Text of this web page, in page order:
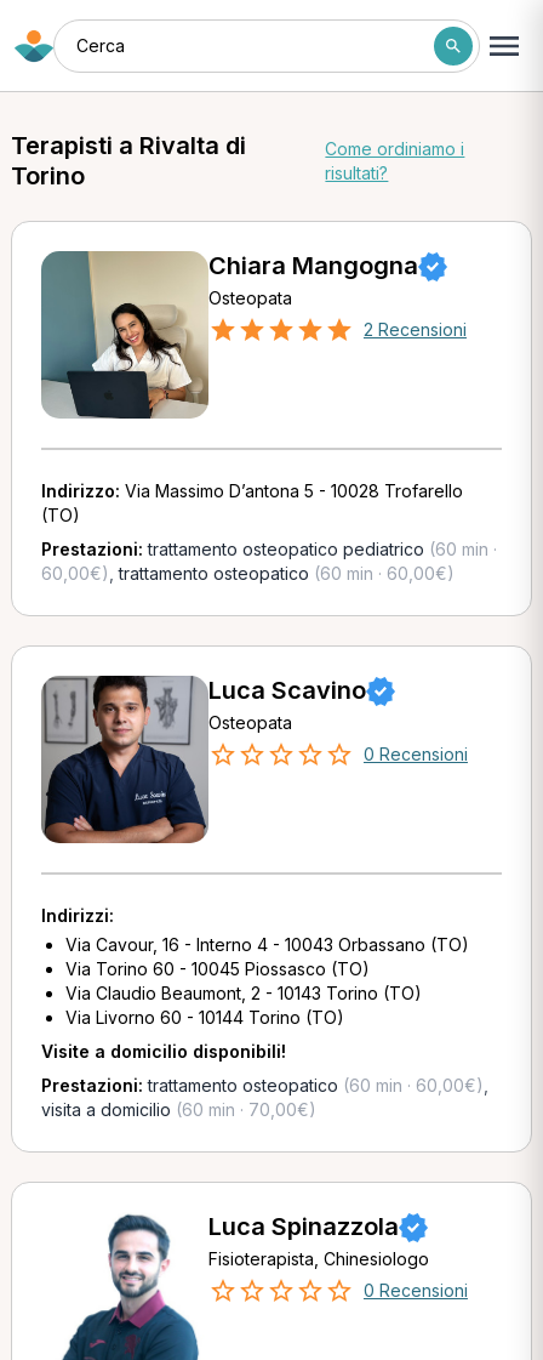
Cerca
Terapisti a Rivalta di
Torino
Come ordiniamo i
risultati?
Chiara Mangogna
Osteopata
2 Recensioni
Indirizzo: Via Massimo D’antona 5 - 10028 Trofarello
(TO)
Prestazioni:trattamento osteopatico pediatrico (60 min ·
60,00€) ,trattamento osteopatico (60 min · 60,00€)
Luca Scavino
Osteopata
0 Recensioni
Indirizzi:
Via Cavour, 16 - Interno 4 - 10043 Orbassano (TO)
Via Torino 60 - 10045 Piossasco (TO)
Via Claudio Beaumont, 2 - 10143 Torino (TO)
Via Livorno 60 - 10144 Torino (TO)
Visite a domicilio disponibili!
Prestazioni:trattamento osteopatico (60 min · 60,00€)
visita a domicilio (60 min · 70,00€)
Luca Spinazzola
Fisioterapista, Chinesiologo
0 Recensioni